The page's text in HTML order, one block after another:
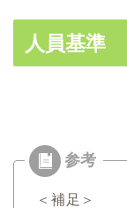
人員基準
＜補足＞